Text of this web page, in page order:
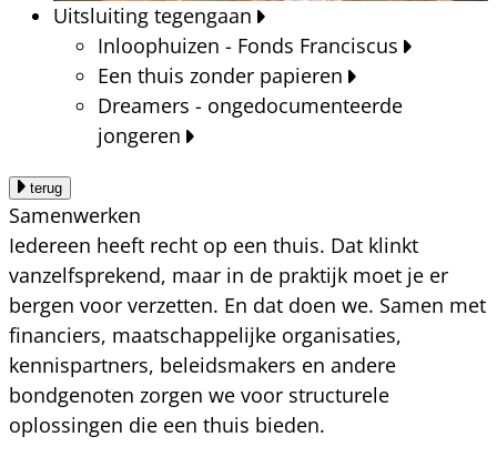
Uitsluiting tegengaan
Inloophuizen - Fonds Franciscus
Een thuis zonder papieren
Dreamers - ongedocumenteerde
jongeren
terug
Samenwerken
Iedereen heeft recht op een thuis. Dat klinkt
vanzelfsprekend, maar in de praktijk moet je er
bergen voor verzetten. En dat doen we. Samen met
financiers, maatschappelijke organisaties,
kennispartners, beleidsmakers en andere
bondgenoten zorgen we voor structurele
oplossingen die een thuis bieden.